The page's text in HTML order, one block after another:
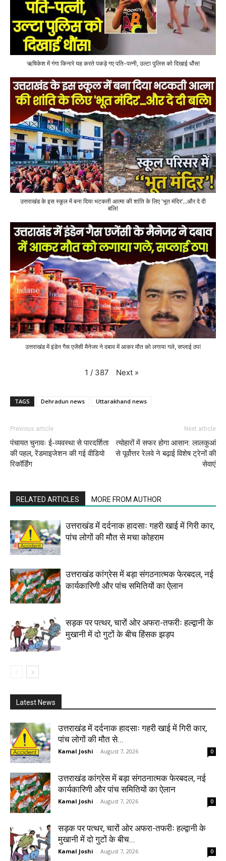
ऋषिकेश में गंगा किनारे यह करते पकड़े गए पति-पत्नी, उल्टा पुलिस को दिखाई धौंस!
उत्तराखंड के इस स्कूल में बना दिया भटकती आत्मा की शांति के लिए 'भूत मंदिर'...और दे दी
बलि!
उत्तराखंड में इंडेन गैस एजेंसी मैनेजर ने दबाव में आकर मौत को लगाया गले, सप्लाई ठप!
1 / 387 Next »
TAGS Dehradun news Uttarakhand news
Previous article
पंचायत चुनावः ई-व्‍यवस्‍था से पारदर्शिता
की पहल, रेंडमाइजेशन की गई वीडियो
रिकॉर्डिंग
Next article
त्योहारों में सफर होगा आसान: लालकुआं
से पूर्वोत्तर रेलवे ने बढ़ाई विशेष ट्रेनों की
सेवाएं
RELATED ARTICLES MORE FROM AUTHOR
उत्तराखंड में दर्दनाक हादसाः गहरी खाई में गिरी कार,
पांच लोगों की मौत से मचा कोहराम
उत्तराखंड कांग्रेस में बड़ा संगठनात्मक फेरबदल, नई
कार्यकारिणी और पांच समितियों का ऐलान
सड़क पर पत्थर, चारों ओर अफरा-तफरीः हल्द्वानी के
मुखानी में दो गुटों के बीच हिंसक झड़प
Latest News
उत्तराखंड में दर्दनाक हादसाः गहरी खाई में गिरी कार,
पांच लोगों की मौत से...
Kamal Joshi - August 7, 2026 0
उत्तराखंड कांग्रेस में बड़ा संगठनात्मक फेरबदल, नई
कार्यकारिणी और पांच समितियों का ऐलान
Kamal Joshi - August 7, 2026 0
सड़क पर पत्थर, चारों ओर अफरा-तफरीः हल्द्वानी के
मुखानी में दो गुटों के बीच...
Kamal Joshi - August 7, 2026 0